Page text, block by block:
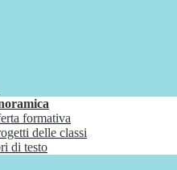
formativa
delle classi
di testo